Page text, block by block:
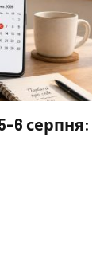
серпня: